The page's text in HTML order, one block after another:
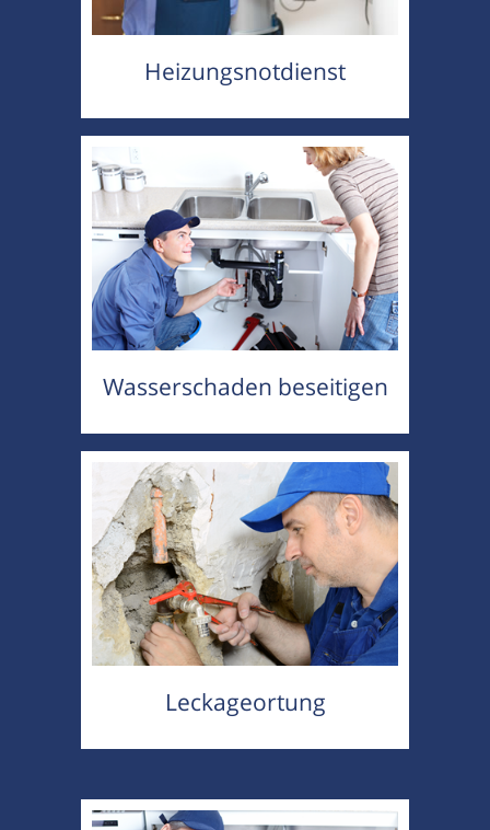
Heizungsnotdienst
Wasserschaden beseitigen
Leckageortung